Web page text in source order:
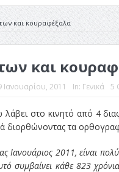
που «Μιλάει» Χωρίς
Top 5 της εβδομάδας #517
Έχει Πολλές
και Απόψεις
Αξίζει
και κουραφέξαλα
και
Ιανουαρίου, 2011 In: Γενικά 5
λάβει στο κινητό από 4
διορθώνοντας τα
Ιανουάριος 2011, είναι
συμβαίνει κάθε 823